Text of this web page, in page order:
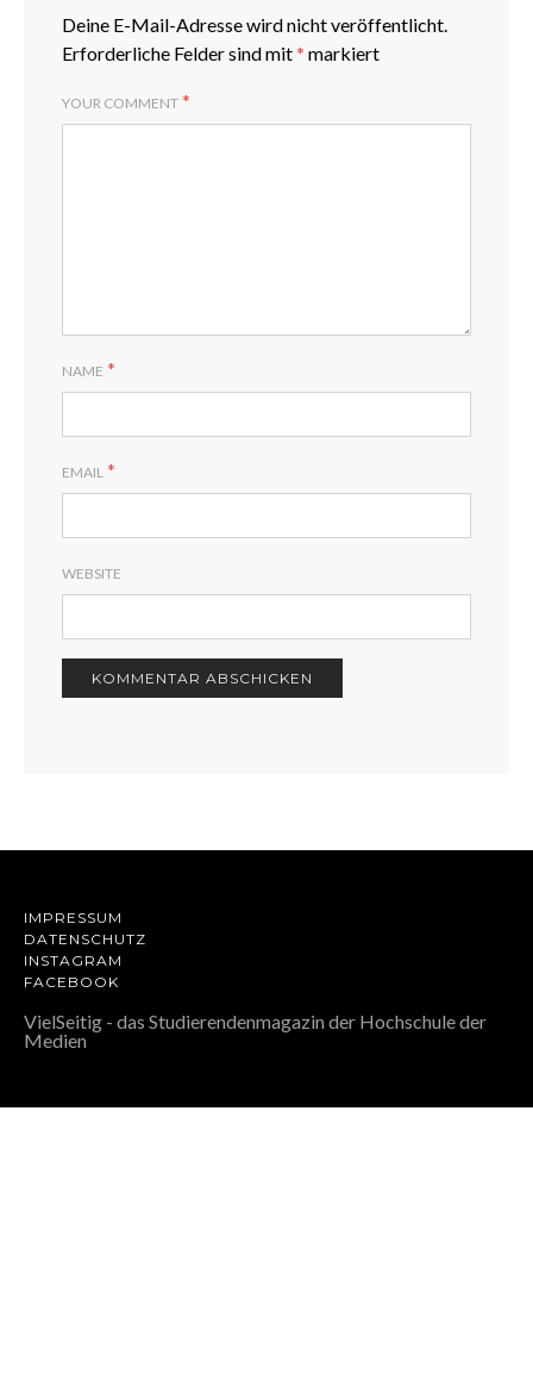
Deine E-Mail-Adresse wird nicht veröffentlicht.
Erforderliche Felder sind mit* markiert
YOUR COMMENT *
NAME *
EMAIL *
WEBSITE
IMPRESSUM
DATENSCHUTZ
INSTAGRAM
FACEBOOK
VielSeitig - das Studierendenmagazin der Hochschule der
Medien